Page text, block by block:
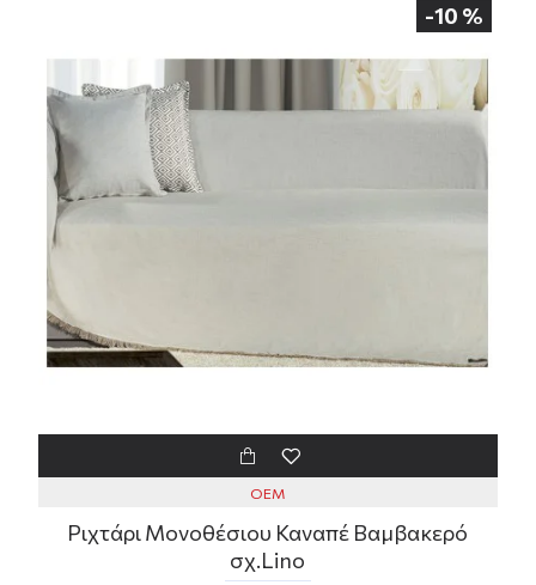
-10 %
OEM
Ριχτάρι Μονοθέσιου Καναπέ Βαμβακερό
σχ.Lino